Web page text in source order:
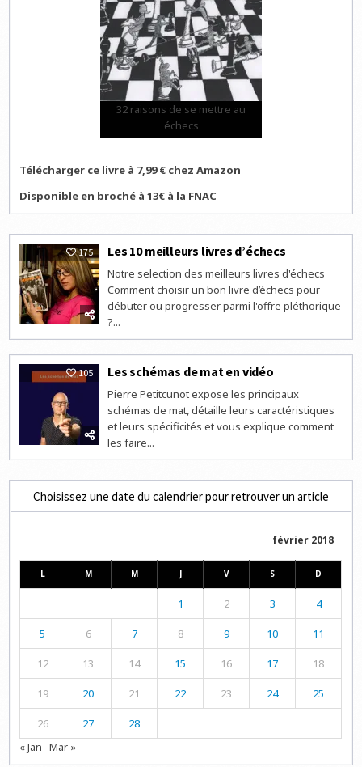
32 raisons de se mettre au
échecs
Télécharger ce livre à 7,99 € chez Amazon
Disponible en broché à 13€ à la FNAC
175 Les 10 meilleurs livres d’échecs
Notre selection des meilleurs livres d'échecs
Comment choisir un bon livre d’échecs pour
débuter ou progresser parmi l'offre pléthorique
?...
105 Les schémas de mat en vidéo
Pierre Petitcunot expose les principaux
schémas de mat, détaille leurs caractéristiques
et leurs spécificités et vous explique comment
les faire...
Choisissez une date du calendrier pour retrouver un article
février 2018
L M M J V S D
1 2 3 4
5 6 7 8 9 10 11
12 13 14 15 16 17 18
19 20 21 22 23 24 25
26 27
28
« Jan Mar »